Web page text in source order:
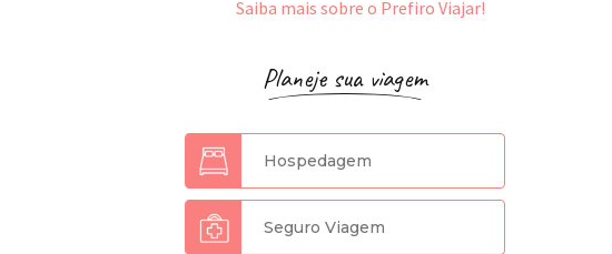
Saiba mais sobre o Prefiro Viajar!
Planeje sua viagem
Hospedagem
Seguro Viagem